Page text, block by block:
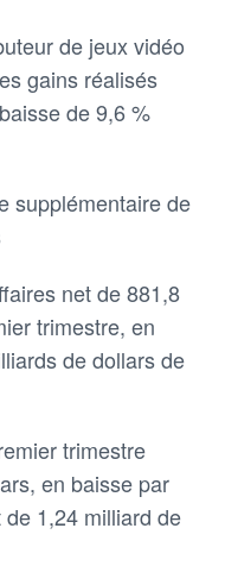
de jeux vidéo
gains réalisés
de 9,6 %
supplémentaire de
net de 881,8
trimestre, en
de dollars de
trimestre
en baisse par
1,24 milliard de